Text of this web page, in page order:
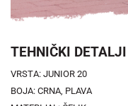
TEHNIČKI DETALJI
VRSTA: JUNIOR 20
BOJA: CRNA, PLAVA